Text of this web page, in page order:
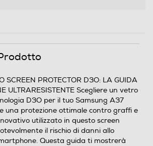
SCREEN PROTECTOR D3O: LA GUIDA
ULTRARESISTENTE Scegliere un vetro
D3O per il tuo Samsung A37
una protezione ottimale contro graffi e
utilizzato in questo screen
il rischio di danni allo
Questa guida ti mostrerà